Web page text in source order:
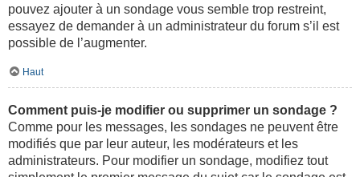
pouvez ajouter à un sondage vous semble trop restreint,
essayez de demander à un administrateur du forum s’il est
possible de l’augmenter.
Haut
Comment puis-je modifier ou supprimer un sondage ?
Comme pour les messages, les sondages ne peuvent être
modifiés que par leur auteur, les modérateurs et les
administrateurs. Pour modifier un sondage, modifiez tout